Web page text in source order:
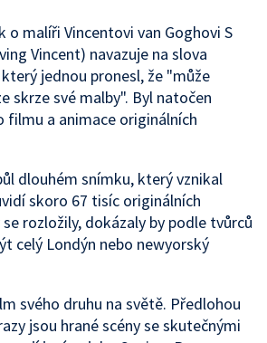
o malíři Vincentovi van Goghovi S
Vincent) navazuje na slova
jednou pronesl, že "může
skrze své malby". Byl natočen
filmu a animace originálních
dlouhém snímku, který vznikal
skoro 67 tisíc originálních
rozložily, dokázaly by podle tvůrců
celý Londýn nebo newyorský
svého druhu na světě. Předlohou
jsou hrané scény se skutečnými